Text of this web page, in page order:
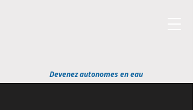
Devenez autonomes en eau